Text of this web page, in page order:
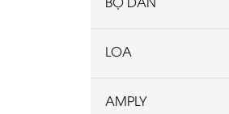
BỘ DÀN
LOA
AMPLY